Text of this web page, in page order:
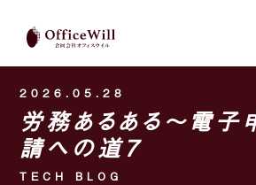
2026.05.28
労務あるある〜電子
請への道７
TECH BLOG